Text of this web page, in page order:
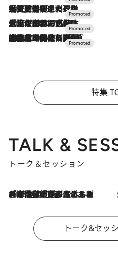
2026.7.24
【夏限定ディナーコース】旬を迎える稚鮎や花ズッキーニなどをイタリア・トスカーナの郷土料理の手法で満喫！
2026.7.17
「土佐和ハーブかき氷」がOMO7高知に登場！生姜、山椒、大葉など目にも舌にも涼を呼ぶ郷土の味
2026.7.10
NEW OPEN！【界 草津】名湯の地に誕生。趣の異なる2種の温泉と上州ならではの会席・蕎麦割烹など美食を味わう究極の癒やし旅
特集
TALK &
トーク＆セッション
2026.8.3
「今後値上げがあるとすれば…」「リスクがあるのは今年の冬」エネルギー専門家が語る、ホルムズ海峡封鎖が家庭にもたらす“ある心配”
トーク&セッ